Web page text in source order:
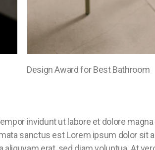
Design Award for Best Bathroom
invidunt ut labore et dolore
sanctus est Lorem ipsum dolor sit